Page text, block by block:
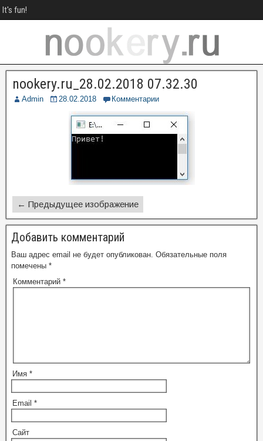
It's fun!
nookery.ru_28.02.2018 07.32.30
Admin 28.02.2018 Комментарии
← Предыдущее изображение
Добавить комментарий
Ваш адрес email не будет опубликован. Обязательные поля
помечены *
Комментарий *
Имя *
Email *
Сайт